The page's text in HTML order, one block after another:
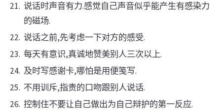
说话时声音有力.感觉自己声音似乎能产生有感染力
的磁场.
说话之前,先考虑一下对方的感受.
每天有意识,真诚地赞美别人三次以上.
及时写感谢卡,哪怕是用便笺写.
不用训斥,指责的口吻跟别人说话.
控制住不要让自己做出为自己辩护的第一反应.